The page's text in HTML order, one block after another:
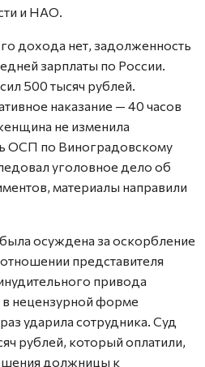
и НАО.
дохода нет, задолженность
зарплаты по России.
500 тысяч рублей.
наказание — 40 часов
не изменила
ОСП по Виноградовскому
уголовное дело об
материалы направили
осуждена за оскорбление
представителя
привода
в нецензурной форме
ударила сотрудника. Суд
рублей, который оплатили,
должницы к